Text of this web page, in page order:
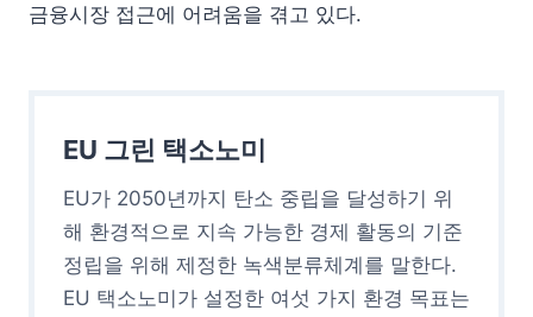
금융시장 접근에 어려움을 겪고 있다.
EU 그린 택소노미
EU가 2050년까지 탄소 중립을 달성하기 위
해 환경적으로 지속 가능한 경제 활동의 기준
정립을 위해 제정한 녹색분류체계를 말한다.
EU 택소노미가 설정한 여섯 가지 환경 목표는